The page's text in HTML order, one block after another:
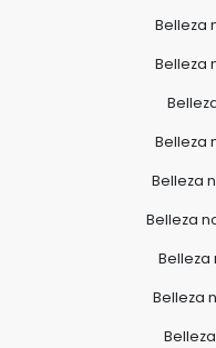
Belleza
Belleza
Belleza
Belleza
Belleza
Belleza
Belleza